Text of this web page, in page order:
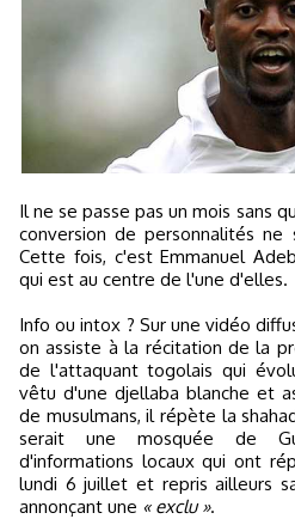
Il ne se passe pas un mois sans que des rumeurs autour de la
conversion de personnalités
Cette fois, c'est Emmanuel
qui est au centre de l'une d'elles.
Info ou intox ? Sur une vidéo
on assiste à la récitation de la
de l'attaquant togolais qui
vêtu d'une djellaba blanche et
de musulmans, il répète la
serait une mosquée de
d'informations locaux qui ont
lundi 6 juillet et repris ailleurs
annonçant une « exclu ».